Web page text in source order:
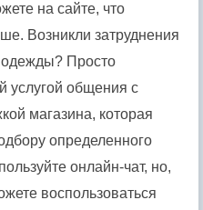
на сайте, что
Возникли затруднения
Просто
услугой общения с
магазина, которая
определенного
онлайн-чат, но,
воспользоваться